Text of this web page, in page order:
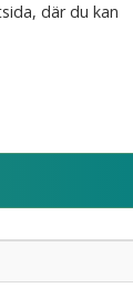
där du kan